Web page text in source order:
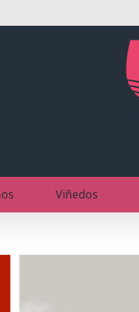
Viñedos